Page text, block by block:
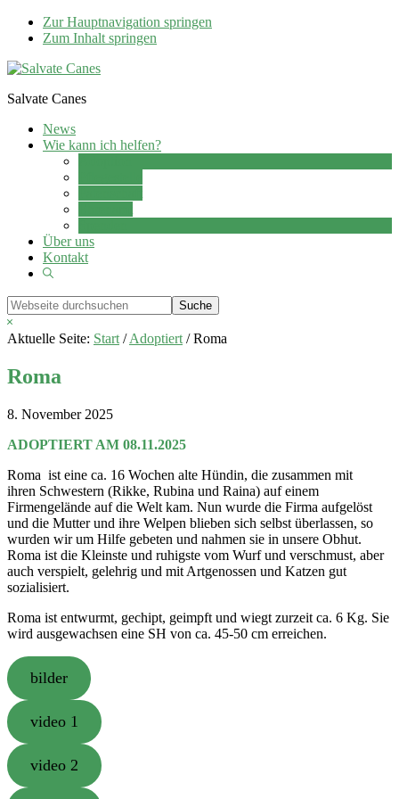
Zur Hauptnavigation springen
Zum Inhalt springen
Salvate Canes
News
Wie kann ich helfen?
Über uns
Kontakt
Show
Webseite
durchsuchen
Hide
Search
Aktuelle Seite: Start / Adoptiert /Roma
Roma
8. November 2025
ADOPTIERT AM 08.11.2025
Roma ist eine ca. 16 Wochen alte Hündin, die zusammen mit
ihren Schwestern (Rikke, Rubina und Raina) auf einem
Firmengelände auf die Welt kam. Nun wurde die Firma aufgelöst
und die Mutter und ihre Welpen blieben sich selbst überlassen, so
wurden wir um Hilfe gebeten und nahmen sie in unsere Obhut.
Roma ist die Kleinste und ruhigste vom Wurf und verschmust, aber
auch verspielt, gelehrig und mit Artgenossen und Katzen gut
sozialisiert.
Roma ist entwurmt, gechipt, geimpft und wiegt zurzeit ca. 6 Kg. Sie
wird ausgewachsen eine SH von ca. 45-50 cm erreichen.
bilder
video 1
video 2